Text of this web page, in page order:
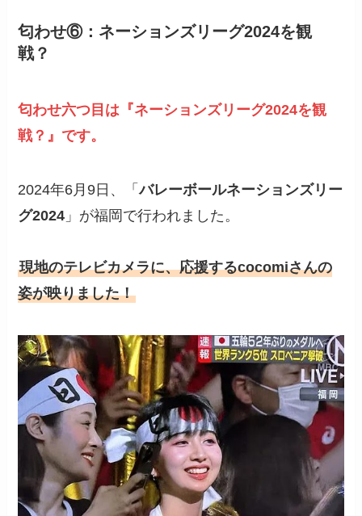
匂わせ⑥：ネーションズリーグ2024を観
戦？
匂わせ六つ目は『ネーションズリーグ2024を観
戦？』です。
2024年6月9日、「バレーボールネーションズリー
グ2024 」が福岡で行われました。
現地のテレビカメラに、応援するcocomiさんの
姿が映りました！